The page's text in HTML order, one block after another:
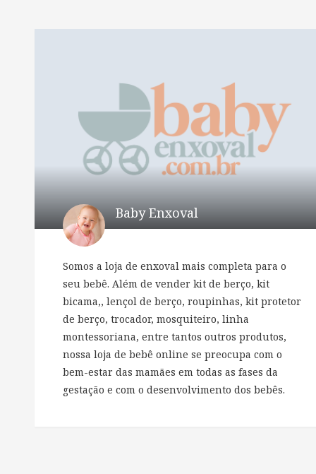
Baby Enxoval
Somos a loja de enxoval mais completa para o
seu bebê. Além de vender kit de berço, kit
bicama,, lençol de berço, roupinhas, kit protetor
de berço, trocador, mosquiteiro, linha
montessoriana, entre tantos outros produtos,
nossa loja de bebê online se preocupa com o
bem-estar das mamães em todas as fases da
gestação e com o desenvolvimento dos bebês.